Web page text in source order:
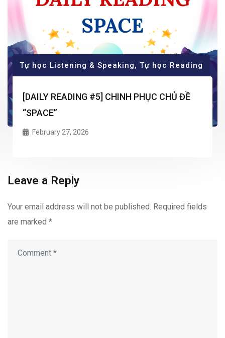
Tự học Listening & Speaking, Tự học Reading
[DAILY READING #5] CHINH PHỤC CHỦ ĐỀ
“SPACE”
February 27, 2026
Leave a Reply
Your email address will not be published. Required fields
are marked *